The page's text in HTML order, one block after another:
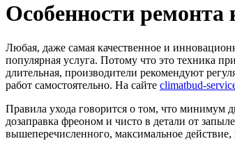
Особенности ремонта
Любая, даже самая качественное и
популярная услуга. Потому что это техника
длительная, производители рекомендуют
работ самостоятельно. На сайте climatbud-
Правила ухода говорится о том, что минимум
дозаправка фреоном и чисто в детали от
вышеперечисленного, максимальное